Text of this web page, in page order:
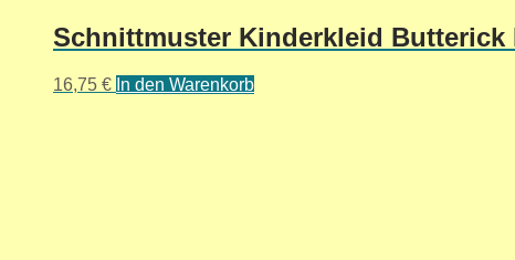
Schnittmuster Kinderkleid Butterick
16,75 € In den Warenkorb